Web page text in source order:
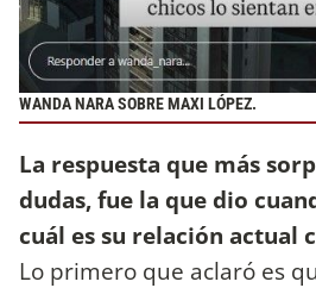
WANDA NARA SOBRE MAXI LÓPEZ.
La respuesta que más
dudas, fue la que dio
cuál es su relación actual
Lo primero que aclaró es